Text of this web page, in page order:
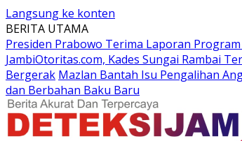
Langsung ke konten
BERITA UTAMA
Presiden Prabowo Terima Laporan
JambiOtoritas.com, Kades Sungai Rambai
Bergerak Mazlan Bantah Isu Pengalihan
dan Berbahan Baku Baru